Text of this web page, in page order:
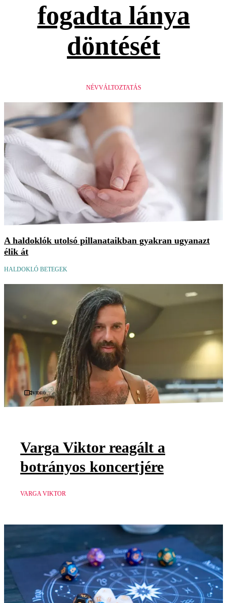
fogadta lánya
döntését
NÉVVÁLTOZTATÁS
A haldoklók utolsó pillanataikban gyakran ugyanazt
élik át
HALDOKLÓ BETEGEK
Videó
Varga Viktor reagált a
botrányos koncertjére
VARGA VIKTOR